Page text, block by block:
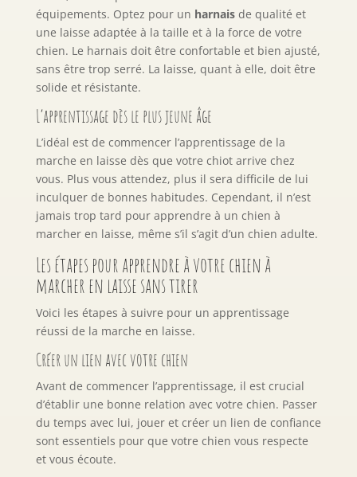
équipements. Optez pour un harnaisde qualité et
une laisse adaptée à la taille et à la force de votre
chien. Le harnais doit être confortable et bien ajusté,
sans être trop serré. La laisse, quant à elle, doit être
solide et résistante.
L’apprentissage dès le plus jeune âge
L’idéal est de commencer l’apprentissage de la
marche en laisse dès que votre chiot arrive chez
vous. Plus vous attendez, plus il sera difficile de lui
inculquer de bonnes habitudes. Cependant, il n’est
jamais trop tard pour apprendre à un chien à
marcher en laisse, même s’il s’agit d’un chien adulte.
Les étapes pour apprendre à votre chien à
marcher en laisse sans tirer
Voici les étapes à suivre pour un apprentissage
réussi de la marche en laisse.
Créer un lien avec votre chien
Avant de commencer l’apprentissage, il est crucial
d’établir une bonne relation avec votre chien. Passer
du temps avec lui, jouer et créer un lien de confiance
sont essentiels pour que votre chien vous respecte
et vous écoute.